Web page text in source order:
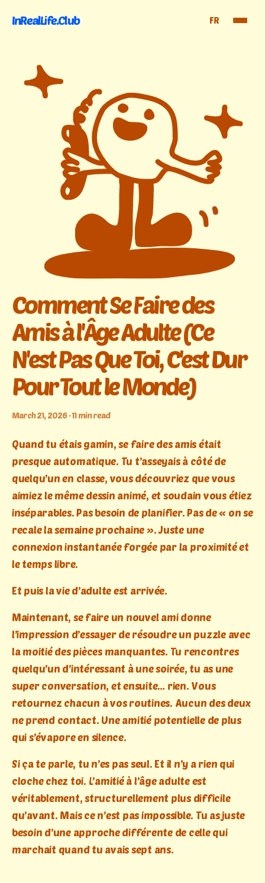
InRealLife.Club FR
Comment Se Faire des
Amis à l'Âge Adulte (Ce
N'est Pas Que Toi, C'est Dur
Pour Tout le Monde)
March 21, 2026 · 11 min read
Quand tu étais gamin, se faire des amis était
presque automatique. Tu t’asseyais à côté de
quelqu’un en classe, vous découvriez que vous
aimiez le même dessin animé, et soudain vous étiez
inséparables. Pas besoin de planifier. Pas de « on se
recale la semaine prochaine ». Juste une
connexion instantanée forgée par la proximité et
le temps libre.
Et puis la vie d’adulte est arrivée.
Maintenant, se faire un nouvel ami donne
l’impression d’essayer de résoudre un puzzle avec
la moitié des pièces manquantes. Tu rencontres
quelqu’un d’intéressant à une soirée, tu as une
super conversation, et ensuite… rien. Vous
retournez chacun à vos routines. Aucun des deux
ne prend contact. Une amitié potentielle de plus
qui s’évapore en silence.
Si ça te parle, tu n’es pas seul. Et il n’y a rien qui
cloche chez toi. L’amitié à l’âge adulte est
véritablement, structurellement plus difficile
qu’avant. Mais ce n’est pas impossible. Tu as juste
besoin d’une approche différente de celle qui
marchait quand tu avais sept ans.